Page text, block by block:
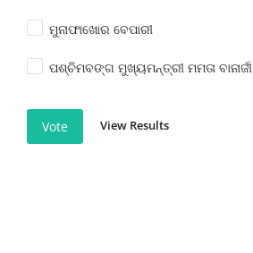
ମୁନାଫାଖୋର ବେପାରୀ
ପଶ୍ଚିମବଙ୍ଗ ମୁଖ୍ୟମନ୍ତ୍ରୀ ମମତା ବାନାର୍ଜୀ
Vote View Results